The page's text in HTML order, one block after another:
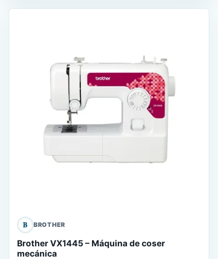
B BROTHER
Brother VX1445 – Máquina de coser
mecánica